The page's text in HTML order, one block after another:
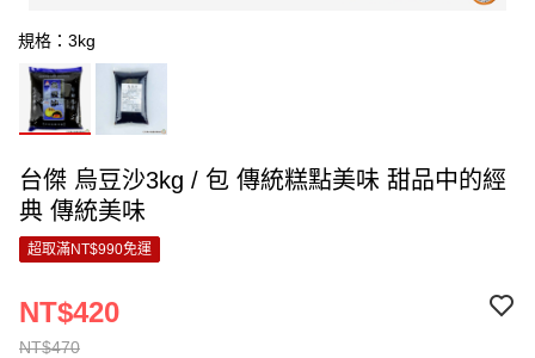
規格：3kg
台傑 烏豆沙3kg / 包 傳統糕點美味 甜品中的經
典 傳統美味
超取滿NT$990免運
NT$470
NT$420